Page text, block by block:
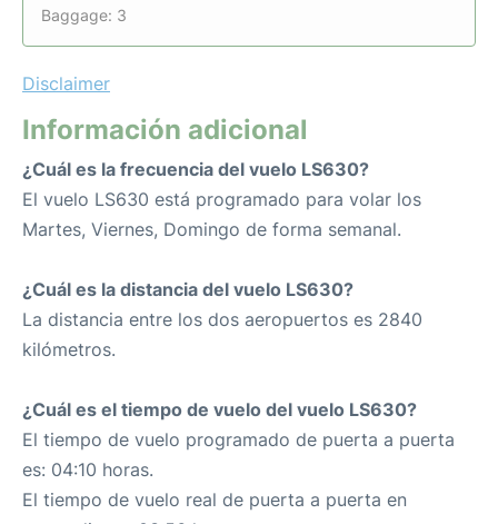
Baggage: 3
Disclaimer
Información adicional
¿Cuál es la frecuencia del vuelo LS630?
El vuelo LS630 está programado para volar los
Martes, Viernes, Domingo de forma semanal.
¿Cuál es la distancia del vuelo LS630?
La distancia entre los dos aeropuertos es 2840
kilómetros.
¿Cuál es el tiempo de vuelo del vuelo LS630?
El tiempo de vuelo programado de puerta a puerta
es: 04:10 horas.
El tiempo de vuelo real de puerta a puerta en